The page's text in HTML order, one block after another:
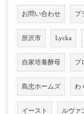
お問い合わせ プ
所沢市 Lycka
自家培養酵母 ブ
島忠ホームズ わ
イースト ルヴァ